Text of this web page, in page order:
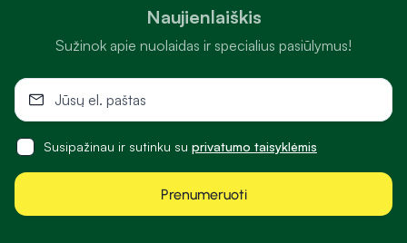
Naujienlaiškis
Sužinok apie nuolaidas ir specialius pasiūlymus!
Susipažinau ir sutinku su privatumo taisyklėmis
Prenumeruoti